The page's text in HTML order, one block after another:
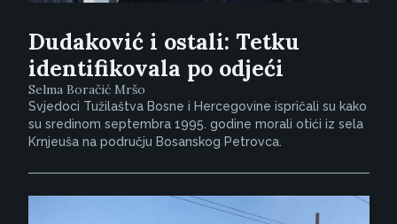
Dudaković i ostali: Tetku
identifikovala po odjeći
Selma Boračić Mršo
Svjedoci Tužilaštva Bosne i Hercegovine ispričali su kako
su sredinom septembra 1995. godine morali otići iz sela
Krnjeuša na području Bosanskog Petrovca.